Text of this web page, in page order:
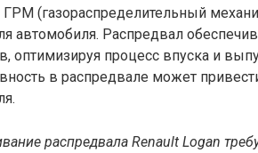
ГРМ (газораспределительный
автомобиля. Распредвал
оптимизируя процесс впуска и
в распредвале может
распредвала Renault Logan